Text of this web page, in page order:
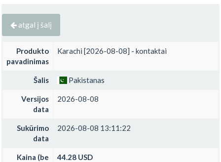
atgal į šalį
Produkto
pavadinimas
Karachi [2026-08-08] - kontaktai
Šalis Pakistanas
Versijos
data
2026-08-08
Sukūrimo
data
2026-08-08 13:11:22
Kaina (be
44.28 USD